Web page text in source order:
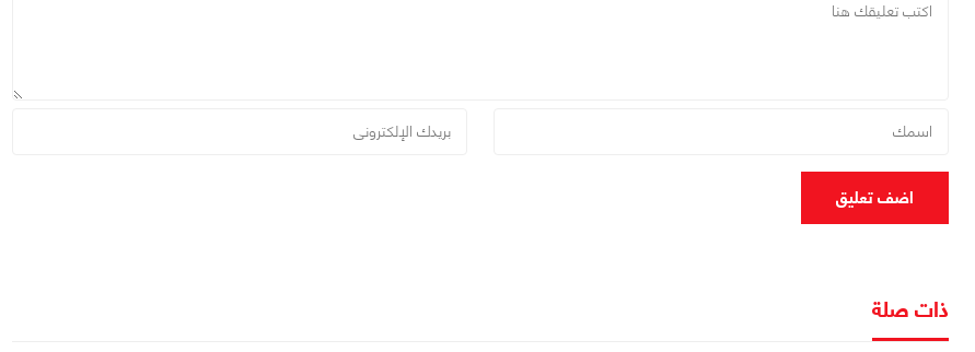
اضف تعليق
ذات صلة